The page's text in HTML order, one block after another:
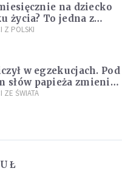
na dziecko
życia? To jedna z
programu "Rozwój
Z POLSKI
w egzekucjach. Pod
słów papieża zmienił
ZE ŚWIATA